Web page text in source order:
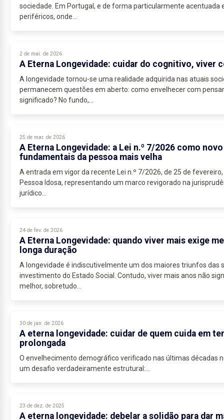
sociedade. Em Portugal, e de forma particularmente acentuada
periféricos, onde...
2 de mai. de 2026
A Eterna Longevidade: cuidar do cognitivo, viver
A longevidade tornou-se uma realidade adquirida nas atuais
permanecem questões em aberto: como envelhecer com
significado? No fundo,...
25 de mar. de 2026
A Eterna Longevidade: a Lei n.º 7/2026 como
fundamentais da pessoa mais velha
A entrada em vigor da recente Lei n.º 7/2026, de 25 de
Pessoa Idosa, representando um marco revigorado na
jurídico...
24 de fev. de 2026
A Eterna Longevidade: quando viver mais exige
longa duração
A longevidade é indiscutivelmente um dos maiores triunfos das
investimento do Estado Social. Contudo, viver mais anos não
melhor, sobretudo...
30 de jan. de 2026
A eterna longevidade: cuidar de quem cuida em
prolongada
O envelhecimento demográfico verificado nas últimas décadas
um desafio verdadeiramente estrutural:...
23 de dez. de 2025
A eterna longevidade: debelar a solidão para dar